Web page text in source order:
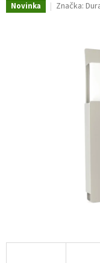
Novinka Značka: